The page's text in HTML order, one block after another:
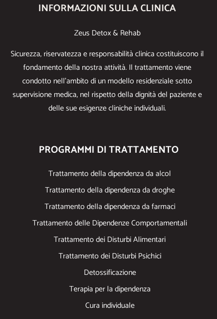
INFORMAZIONI SULLA CLINICA
Zeus Detox & Rehab
Sicurezza, riservatezza e responsabilità clinica costituiscono il
fondamento della nostra attività. Il trattamento viene
condotto nell’ambito di un modello residenziale sotto
supervisione medica, nel rispetto della dignità del paziente e
delle sue esigenze cliniche individuali.
PROGRAMMI DI TRATTAMENTO
Trattamento della dipendenza da alcol
Trattamento della dipendenza da droghe
Trattamento della dipendenza da farmaci
Trattamento delle Dipendenze Comportamentali
Trattamento dei Disturbi Alimentari
Trattamento dei Disturbi Psichici
Detossificazione
Terapia per la dipendenza
Cura individuale